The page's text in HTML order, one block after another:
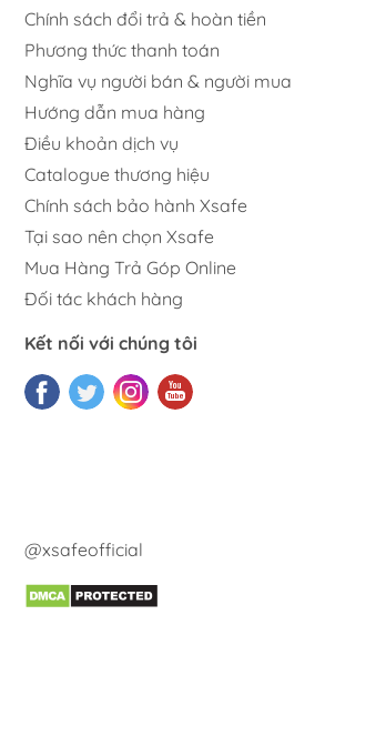
Chính sách đổi trả & hoàn tiền
Phương thức thanh toán
Nghĩa vụ người bán & người mua
Hướng dẫn mua hàng
Điều khoản dịch vụ
Catalogue thương hiệu
Chính sách bảo hành Xsafe
Tại sao nên chọn Xsafe
Mua Hàng Trả Góp Online
Đối tác khách hàng
Kết nối với chúng tôi
@xsafeofficial